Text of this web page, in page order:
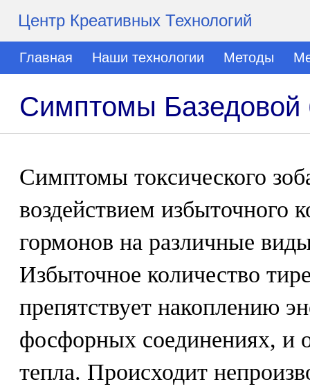
Центр Креативных Технологий
Главная Наши технологии Методы
Симптомы Базедовой
Симптомы токсического
воздействием избыточного
гормонов на различные
Избыточное количество
препятствует накоплению
фосфорных соединениях, и
тепла. Происходит